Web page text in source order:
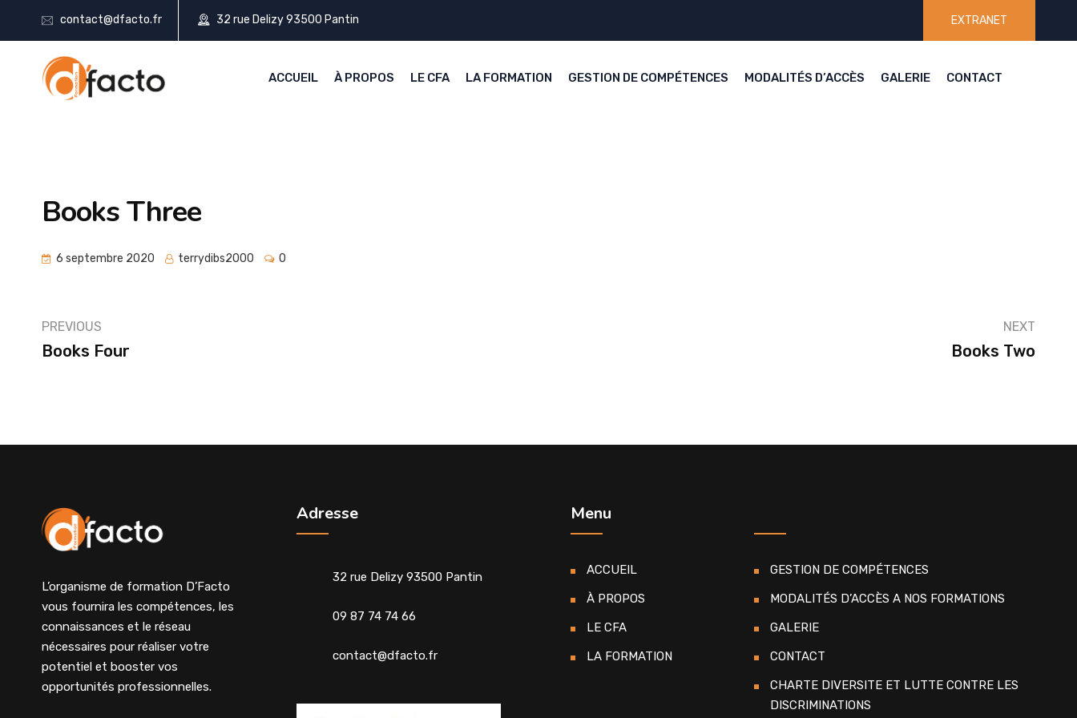
contact@dfacto.fr 32 rue Delizy 93500 Pantin EXTRANET
ACCUEIL À PROPOS LE CFA LA FORMATION GESTION DE COMPÉTENCES MODALITÉS D’ACCÈS GALERIE CONTACT
Books Three
6 septembre 2020 terrydibs2000 0
PREVIOUS
Books Four
NEXT
Books Two
L’organisme de formation D’Facto
vous fournira les compétences, les
connaissances et le réseau
nécessaires pour réaliser votre
potentiel et booster vos
opportunités professionnelles.
Adresse
32 rue Delizy 93500 Pantin
09 87 74 74 66
contact@dfacto.fr
Menu
ACCUEIL
À PROPOS
LE CFA
LA FORMATION
GESTION DE COMPÉTENCES
MODALITÉS D’ACCÈS A NOS FORMATIONS
GALERIE
CONTACT
CHARTE DIVERSITE ET LUTTE CONTRE LES
DISCRIMINATIONS